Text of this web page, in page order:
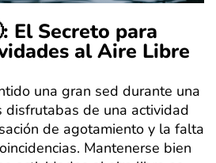
El Secreto para
al Aire Libre
una gran sed durante una
disfrutabas de una actividad
de agotamiento y la falta
Mantenerse bien